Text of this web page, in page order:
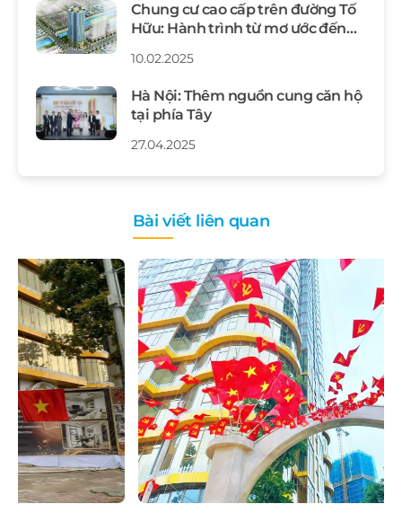
Chung cư cao cấp trên đường Tố
Hữu: Hành trình từ mơ ước đến
10.02.2025
Hà Nội: Thêm nguồn cung căn hộ
tại phía Tây
27.04.2025
Bài viết liên quan